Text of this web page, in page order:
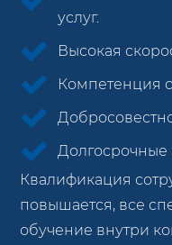
услуг.
Высокая
Компетенция
Долгосрочные
Квалификация
повышается, все
обучение внутри